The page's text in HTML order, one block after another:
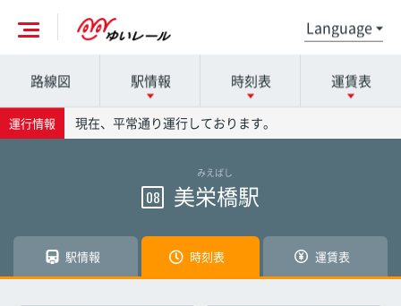
各駅の詳細は駅名を押してください
那覇空港駅
赤嶺駅
時刻表の詳細は駅名を押してください
那覇空港駅
赤嶺駅
運賃表の詳細は駅名を押してください
那覇空港駅
赤嶺駅
路線図 駅情報 時刻表 運賃表
運行情報 現在、平常通り運行しております。
みえばし
08 美栄橋駅
駅情報 時刻表 運賃表